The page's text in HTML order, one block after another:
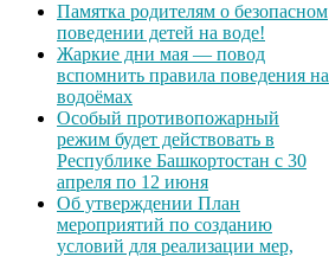
Памятка родителям о безопасном
поведении детей на воде!
Жаркие дни мая — повод
вспомнить правила поведения на
водоёмах
Особый противопожарный
режим будет действовать в
Республике Башкортостан с 30
апреля по 12 июня
Об утверждении План
мероприятий по созданию
условий для реализации мер,